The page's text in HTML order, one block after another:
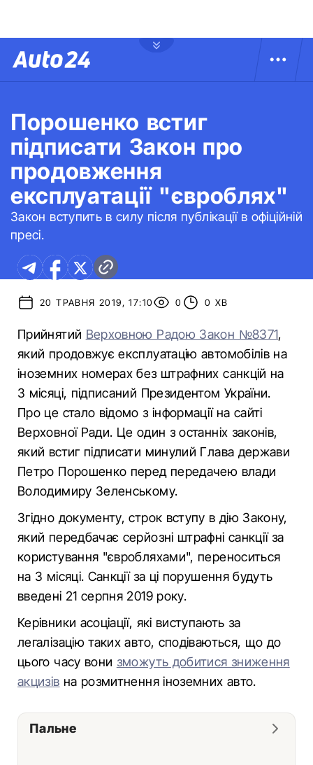
Порошенко встиг
підписати Закон про
продовження
експлуатації "євроблях"
Закон вступить в силу після публікації в офіційній
пресі.
20 ТРАВНЯ 2019, 17:10 0 0 ХВ
Прийнятий Верховною Радою Закон №8371,
який продовжує експлуатацію автомобілів на
іноземних номерах без штрафних санкцій на
3 місяці, підписаний Президентом України.
Про це стало відомо з інформації на сайті
Верховної Ради. Це один з останніх законів,
який встиг підписати минулий Глава держави
Петро Порошенко перед передачею влади
Володимиру Зеленському.
Згідно документу, строк вступу в дію Закону,
який передбачає серйозні штрафні санкції за
користування "євробляхами", переноситься
на 3 місяці. Санкції за ці порушення будуть
введені 21 серпня 2019 року.
Керівники асоціації, які виступають за
легалізацію таких авто, сподіваються, що до
цього часу вони зможуть добитися зниження
акцизів на розмитнення іноземних авто.
Пальне